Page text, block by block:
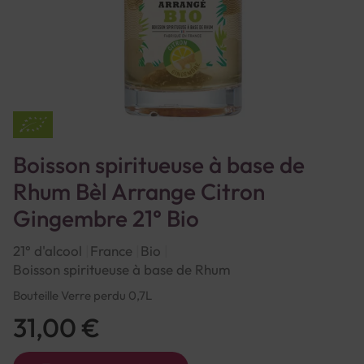
Boisson spiritueuse à base de
Rhum Bèl Arrange Citron
Gingembre 21° Bio
21° d'alcool France
Bio
Boisson spiritueuse à base de Rhum
Bouteille Verre perdu 0,7L
31,00 €